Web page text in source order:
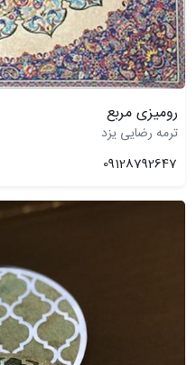
رومیزی مربع
ترمه رضایی یزد
09128792647